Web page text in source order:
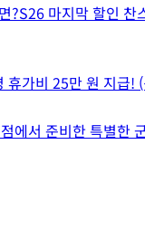
?S26 마지막 할인
가비 25만 원 지급!
에서 준비한 특별